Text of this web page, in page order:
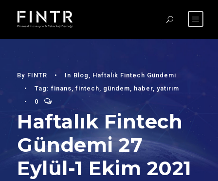
By FINTR • In Blog
Haftalık Fintech Gündemi
•
Tag: finans fintech gündem haber yatırım
•
0
Haftalık Fintech
Gündemi 27
Eylül-1 Ekim 2021